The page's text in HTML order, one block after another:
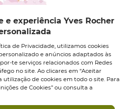
Enriquecido com extrato de
deixa-te envolver por este
limpas, suaves e
sem secar a pele. Tudo
lavante sem sulfatos* e 100%
ultra prático!
e experiência Yves Rocher
de Privacidade, utilizamos cookies
e anúncios adaptados às
te serviços relacionados com Redes
no site. Ao clicares em “Aceitar
utilização de cookies em todo o site. Para
de Cookies” ou consulta a